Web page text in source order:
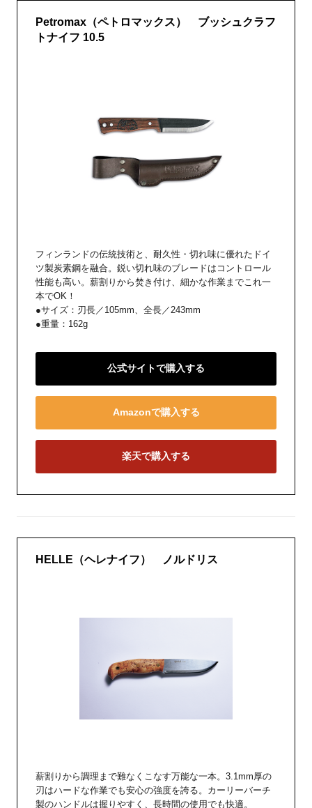
Petromax（ペトロマックス） ブッシュクラフ
トナイフ 10.5
フィンランドの伝統技術と、耐久性・切れ味に優れたドイ
ツ製炭素鋼を融合。鋭い切れ味のブレードはコントロール
性能も高い。薪割りから焚き付け、細かな作業までこれ一
本でOK！
●サイズ：刃長／105mm、全長／243mm
●重量：162g
公式サイトで購入する
Amazonで購入する
楽天で購入する
HELLE（ヘレナイフ） ノルドリス
薪割りから調理まで難なくこなす万能な一本。3.1mm厚の
刃はハードな作業でも安心の強度を誇る。カーリーバーチ
製のハンドルは握りやすく、長時間の使用でも快適。